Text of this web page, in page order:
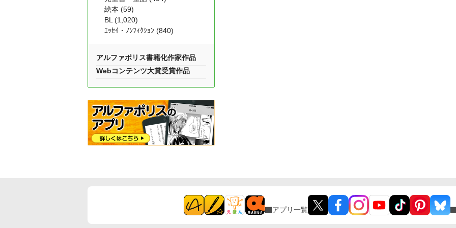
絵本 (59)
BL (1,020)
ｴｯｾｲ・ﾉﾝﾌｨｸｼｮﾝ (840)
アルファポリス書籍化作家作品
Webコンテンツ大賞受賞作品
アプリ一覧